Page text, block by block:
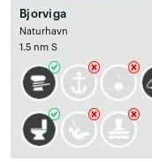
Bjorviga
Naturhavn
1.5 nm S